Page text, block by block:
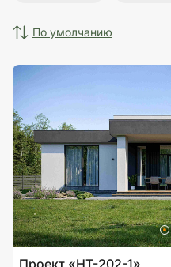
по умолчанию